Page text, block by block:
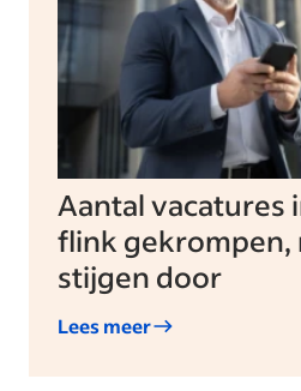
Aantal vacatures
flink gekrompen,
stijgen door
Lees meer